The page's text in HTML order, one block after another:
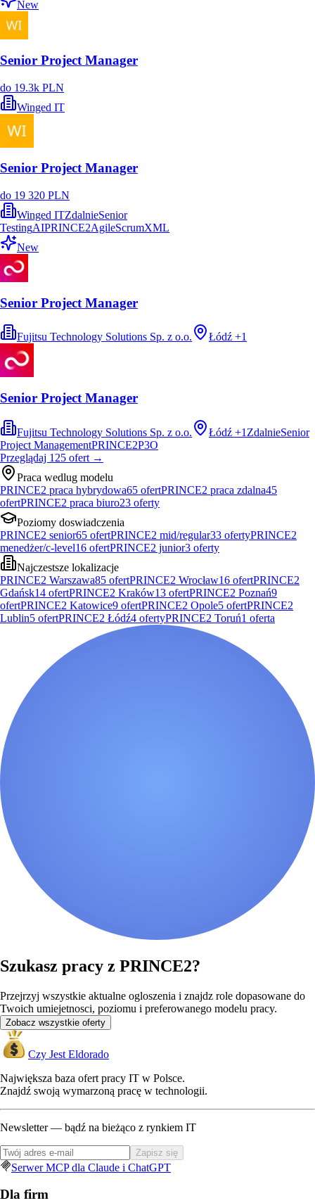
New
Senior Project Manager
do 19.3k PLN
Winged IT
Senior Project Manager
do 19 320 PLN
Winged ITZdalnieSenior
TestingAIPRINCE2AgileScrumXML
New
Senior Project Manager
Fujitsu Technology Solutions Sp. z o.o. Łódź +1
Senior Project Manager
Fujitsu Technology Solutions Sp. z o.o. Łódź +1 ZdalnieSenior
Project ManagementPRINCE2P3O
Przeglądaj 125 ofert →
Praca wedlug modelu
PRINCE2 praca hybrydowa65 ofertPRINCE2 praca zdalna45
ofertPRINCE2 praca biuro23 oferty
Poziomy doswiadczenia
PRINCE2 senior65 ofertPRINCE2 mid/regular33 ofertyPRINCE2
menedżer/c-level16 ofertPRINCE2 junior3 oferty
Najczestsze lokalizacje
PRINCE2 Warszawa85 ofertPRINCE2 Wrocław16 ofertPRINCE2
Gdańsk14 ofertPRINCE2 Kraków13 ofertPRINCE2 Poznań9
ofertPRINCE2 Katowice9 ofertPRINCE2 Opole5 ofertPRINCE2
Lublin5 ofertPRINCE2 Łódź4 ofertyPRINCE2 Toruń1 oferta
Szukasz pracy z PRINCE2?
Przejrzyj wszystkie aktualne ogloszenia i znajdz role dopasowane do
Twoich umiejetnosci, poziomu i preferowanego modelu pracy.
Zobacz wszystkie oferty
Czy Jest Eldorado
Największa baza ofert pracy IT w Polsce.
Znajdź swoją wymarzoną pracę w technologii.
Newsletter — bądź na bieżąco z rynkiem IT
Zapisz się
Serwer MCP dla Claude i ChatGPT
Dla firm